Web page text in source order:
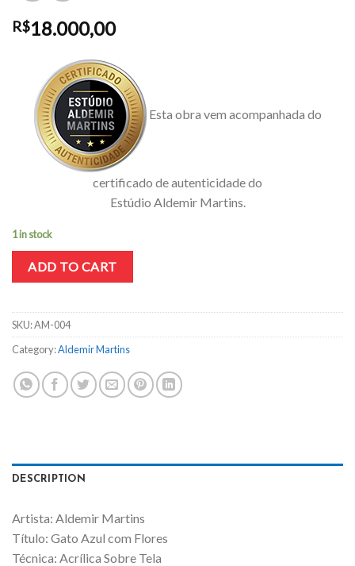
R$18.000,00
Esta obra vem acompanhada do
certificado de autenticidade do
Estúdio Aldemir Martins.
1 in stock
ADD TO CART
SKU:AM-004
Category:Aldemir Martins
DESCRIPTION
Artista: Aldemir Martins
Título: Gato Azul com Flores
Técnica: Acrílica Sobre Tela